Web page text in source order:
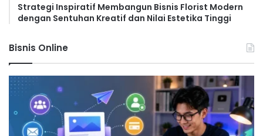
Strategi Inspiratif Membangun Bisnis Florist Modern
dengan Sentuhan Kreatif dan Nilai Estetika Tinggi
Bisnis Online